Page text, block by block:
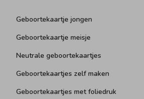
Geboortekaartje jongen
Geboortekaartje meisje
Neutrale geboortekaartjes
Geboortekaartjes zelf maken
Geboortekaartjes met foliedruk